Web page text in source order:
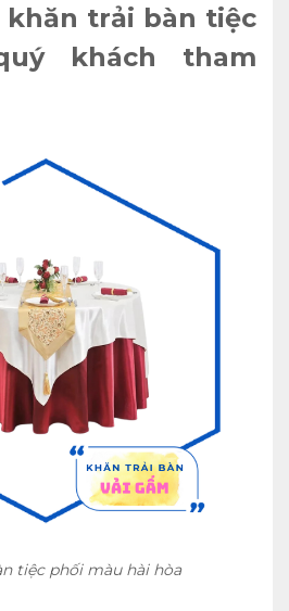
khăn trải bàn tiệc
khách tham
tiệc phối màu hài hòa